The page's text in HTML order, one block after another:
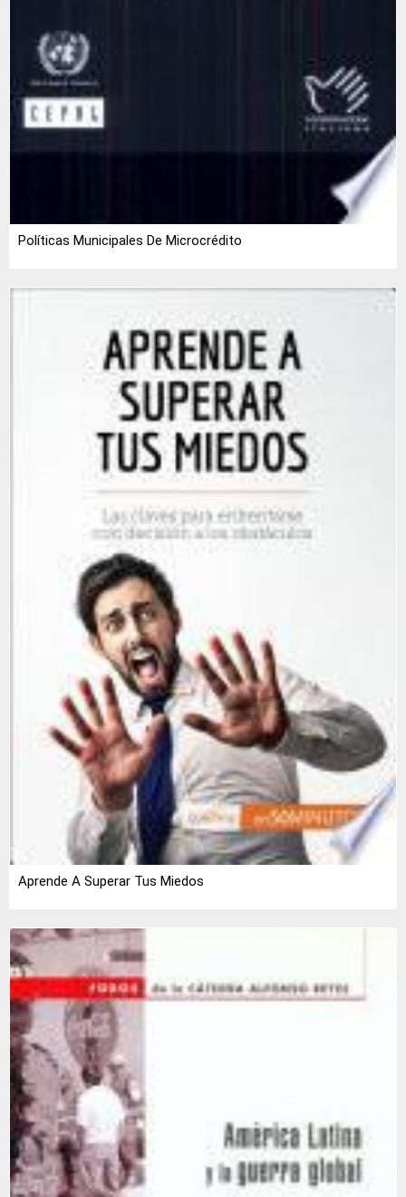
Políticas Municipales De Microcrédito
Aprende A Superar Tus Miedos